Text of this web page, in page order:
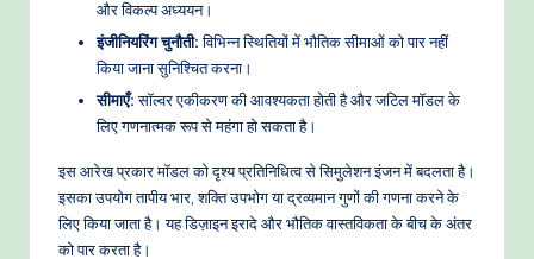
और विकल्प अध्ययन।
इंजीनियरिंग चुनौती:विभिन्न स्थितियों में भौतिक सीमाओं को पार नहीं
किया जाना सुनिश्चित करना।
सीमाएँ:सॉल्वर एकीकरण की आवश्यकता होती है और जटिल मॉडल के
लिए गणनात्मक रूप से महंगा हो सकता है।
इस आरेख प्रकार मॉडल को दृश्य प्रतिनिधित्व से सिमुलेशन इंजन में बदलता है।
इसका उपयोग तापीय भार, शक्ति उपभोग या द्रव्यमान गुणों की गणना करने के
लिए किया जाता है। यह डिज़ाइन इरादे और भौतिक वास्तविकता के बीच के अंतर
को पार करता है।